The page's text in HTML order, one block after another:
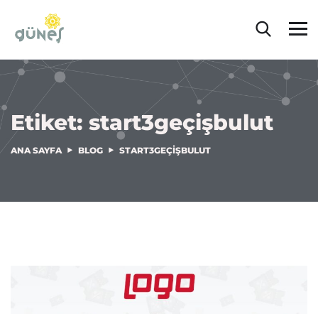
Etiket: start3geçişbulut
ANA SAYFA BLOG START3GEÇIŞBULUT